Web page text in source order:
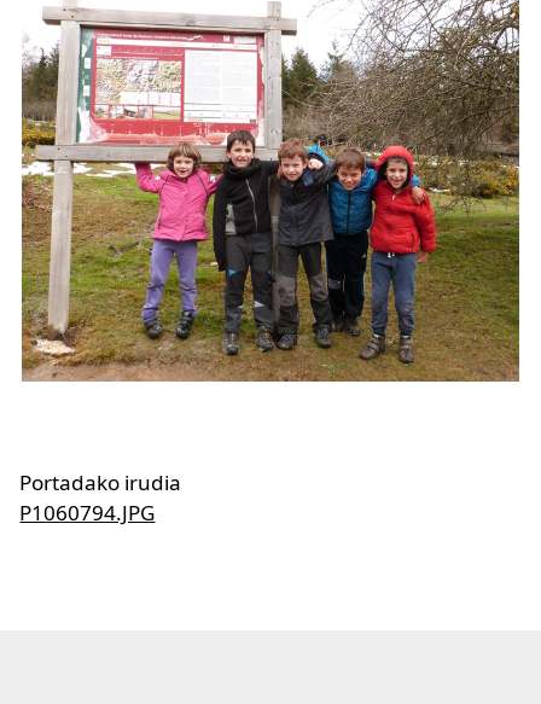
Portadako irudia
P1060794.JPG